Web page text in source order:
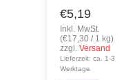
€5,19
Inkl. MwSt.
(€17,30 / 1 kg)
zzgl.Versand
Lieferzeit: ca. 1-3
Werktage